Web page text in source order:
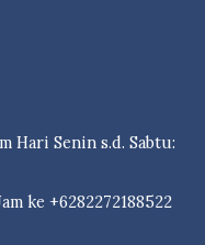
Hari Senin s.d. Sabtu:
ke +6282272188522